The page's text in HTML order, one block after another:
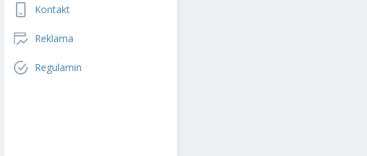
Kontakt
Reklama
Regulamin